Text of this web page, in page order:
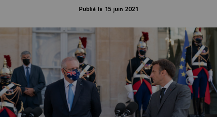
Publié le 15 juin 2021